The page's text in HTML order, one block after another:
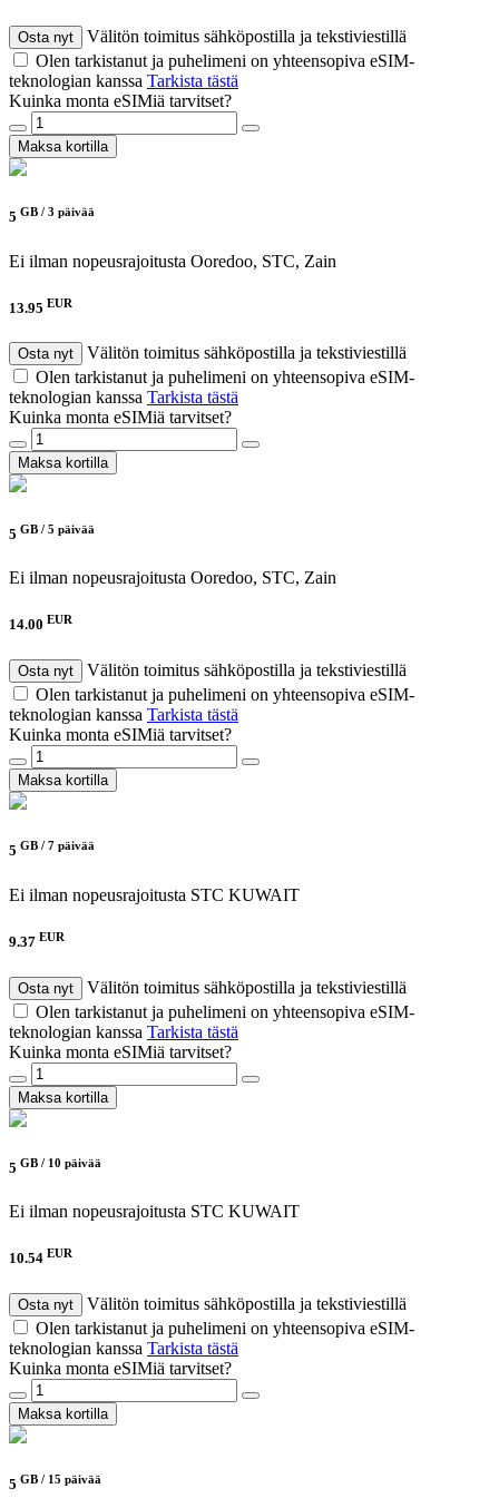
Osta nyt
Välitön toimitus sähköpostilla ja tekstiviestillä
Olen tarkistanut ja puhelimeni on yhteensopiva eSIM-
teknologian kanssa Tarkista tästä
Kuinka monta eSIMiä tarvitset?
Maksa kortilla
5 GB / 3 päivää
Ei ilman nopeusrajoitusta Ooredoo, STC, Zain
13.95 EUR
Osta nyt
Välitön toimitus sähköpostilla ja tekstiviestillä
Olen tarkistanut ja puhelimeni on yhteensopiva eSIM-
teknologian kanssa Tarkista tästä
Kuinka monta eSIMiä tarvitset?
Maksa kortilla
5 GB / 5 päivää
Ei ilman nopeusrajoitusta Ooredoo, STC, Zain
14.00 EUR
Osta nyt
Välitön toimitus sähköpostilla ja tekstiviestillä
Olen tarkistanut ja puhelimeni on yhteensopiva eSIM-
teknologian kanssa Tarkista tästä
Kuinka monta eSIMiä tarvitset?
Maksa kortilla
5 GB / 7 päivää
Ei ilman nopeusrajoitusta STC KUWAIT
9.37 EUR
Osta nyt
Välitön toimitus sähköpostilla ja tekstiviestillä
Olen tarkistanut ja puhelimeni on yhteensopiva eSIM-
teknologian kanssa Tarkista tästä
Kuinka monta eSIMiä tarvitset?
Maksa kortilla
5 GB / 10 päivää
Ei ilman nopeusrajoitusta STC KUWAIT
10.54 EUR
Osta nyt
Välitön toimitus sähköpostilla ja tekstiviestillä
Olen tarkistanut ja puhelimeni on yhteensopiva eSIM-
teknologian kanssa Tarkista tästä
Kuinka monta eSIMiä tarvitset?
Maksa kortilla
5 GB / 15 päivää